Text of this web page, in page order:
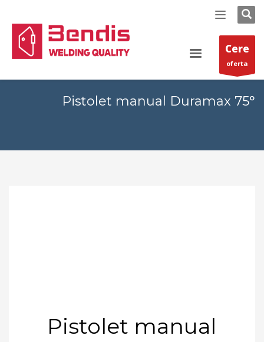
Cere
oferta
Pistolet manual Duramax 75°
Pistolet manual